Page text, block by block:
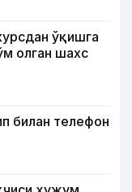
ўқишга
олган шахс
билан телефон